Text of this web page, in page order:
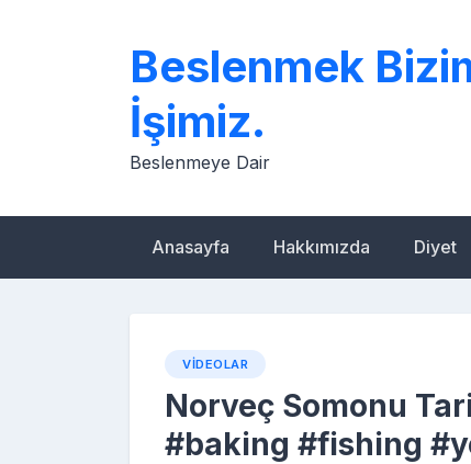
Beslenmek
İşimiz.
Beslenmeye Dair
Anasayfa Hakkımızda Diyet
VIDEOLAR
Norveç Somonu
#baking #fishing